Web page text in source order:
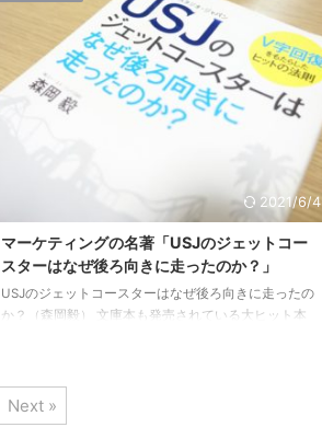
野精治さんによる、日本語初の著書です。 スタンフォ
ード式 最高の睡眠 posted with カエレバ 西野精治 サ
ンマーク出版 2017-02-28 Amazon 楽天市場 毎日当た
り前に行っている「睡眠」の質を高めることが出来る
のならば、 きっと日 ...
2021/6/4
マーケティングの名著「USJのジェットコー
スターはなぜ後ろ向きに走ったのか？」
USJのジェットコースターはなぜ後ろ向きに走ったの
か？（森岡毅） 文庫本も発売されている大ヒット本
カエレバ 森岡 毅 KADOKAWA/角川書店 2016-04-23
Amazon 楽天市場 文庫版になる前の原本は、2014年
Next »